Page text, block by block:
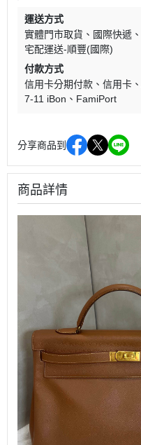
運送方式
實體門市取貨
國際快遞
宅配運送-順豐(國際)
付款方式
信用卡分期付款
信用卡
7-11 iBon
FamiPort
分享商品到
商品詳情